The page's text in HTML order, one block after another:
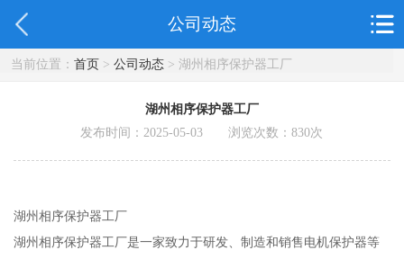
公司动态
当前位置： 首页> 公司动态> 湖州相序保护器工厂
湖州相序保护器工厂
发布时间：2025-05-03 浏览次数：830次
湖州相序保护器工厂
湖州相序保护器工厂是一家致力于研发、制造和销售电机保护器等